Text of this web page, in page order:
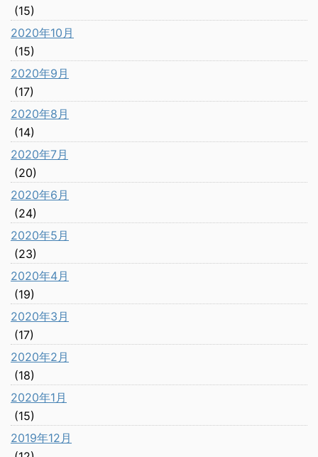
(15)
2020年10月
(15)
2020年9月
(17)
2020年8月
(14)
2020年7月
(20)
2020年6月
(24)
2020年5月
(23)
2020年4月
(19)
2020年3月
(17)
2020年2月
(18)
2020年1月
(15)
2019年12月